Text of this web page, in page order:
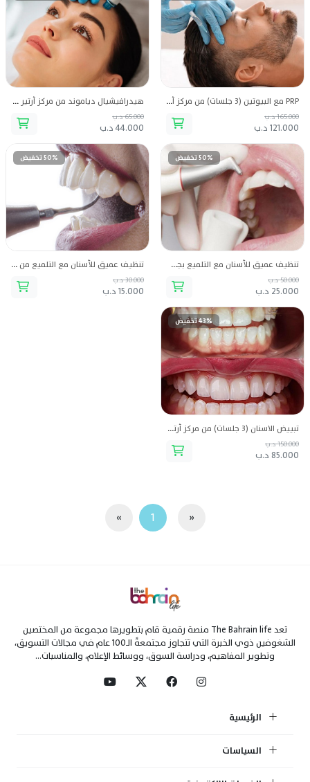
PRP مع البيوتين (3 جلسات) من مركز أرتير الطبي
165.000 د.ب
121.000 د.ب
هيدرافيشيال دياموند من مركز أرتير الطبي
65.000 د.ب
44.000 د.ب
50% تخفيض
تنظيف عميق للأسنان مع التلميع بجهاز البودرة من مركز أرتير الطبي
50.000 د.ب
25.000 د.ب
50% تخفيض
تنظيف عميق للأسنان مع التلميع من مركز أرتير الطبي
30.000 د.ب
15.000 د.ب
43% تخفيض
تبييض الاسنان (3 جلسات) من مركز أرتير الطبي
150.000 د.ب
85.000 د.ب
«
1
»
تعد The Bahrain life منصة رقمية قام بتطويرها مجموعة من المختصين
الشغوفين ذوي الخبرة التي تتجاوز مجتمعةً الـ100 عام في مجالات التسويق،
وتطوير المفاهيم، ودراسة السوق، ووسائط الإعلام، والمناسبات...
الرئيسية
السياسات